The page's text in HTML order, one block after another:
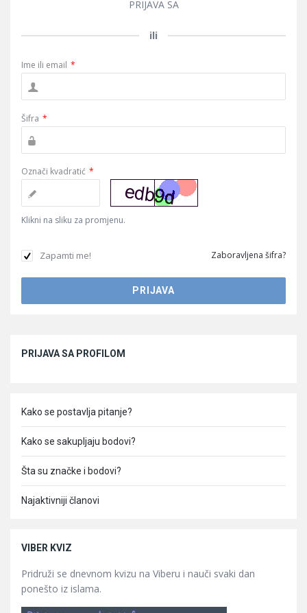
PRIJAVA SA
ili
Ime ili email *
Šifra *
Označi kvadratić *
Klikni na sliku za promjenu.
Zapamti me! Zaboravljena šifra?
PRIJAVA SA PROFILOM
Kako se postavlja pitanje?
Kako se sakupljaju bodovi?
Šta su značke i bodovi?
Najaktivniji članovi
VIBER KVIZ
Pridruži se dnevnom kvizu na Viberu i nauči svaki dan
ponešto iz islama.